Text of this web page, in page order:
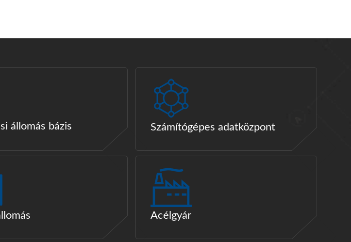
állomás bázis Számítógépes adatközpont
Acélgyár